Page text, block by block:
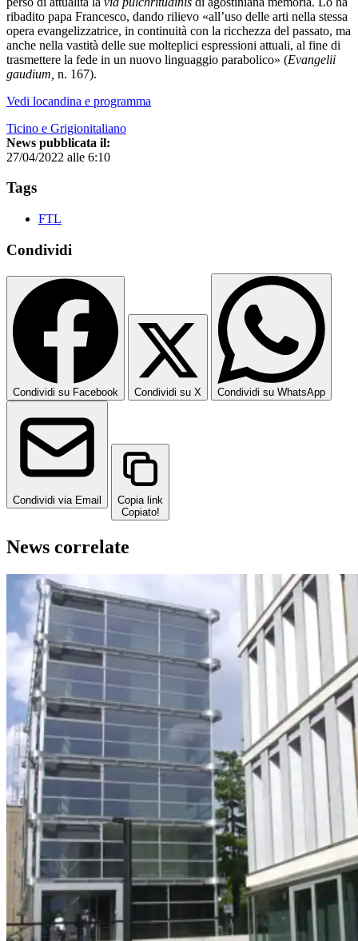
ribadito papa Francesco, dando rilievo «all’uso delle arti nella stessa
opera evangelizzatrice, in continuità con la ricchezza del passato, ma
anche nella vastità delle sue molteplici espressioni attuali, al fine di
trasmettere la fede in un nuovo linguaggio parabolico» (Evangelii
gaudium, n. 167).
Vedi locandina e programma
Ticino e Grigionitaliano
News pubblicata il:
27/04/2022 alle 6:10
Tags
FTL
Condividi
Condividi su Facebook Condividi su X Condividi su WhatsApp
Condividi via Email
Copia link
Copiato!
News correlate